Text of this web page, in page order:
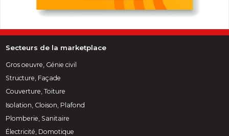
Secteurs de la marketplace
Gros oeuvre, Génie civil
Structure, Façade
Couverture, Toiture
Isolation, Cloison, Plafond
Plomberie, Sanitaire
Électricité, Domotique